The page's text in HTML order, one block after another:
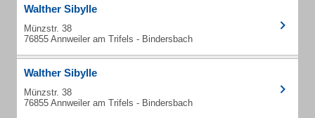
Walther Sibylle
Münzstr. 38
76855 Annweiler am Trifels - Bindersbach
Walther Sibylle
Münzstr. 38
76855 Annweiler am Trifels - Bindersbach